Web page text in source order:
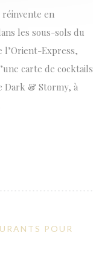
réinvente en
les sous-sols du
l’Orient-Express,
carte de cocktails
Dark & Stormy, à
POUR